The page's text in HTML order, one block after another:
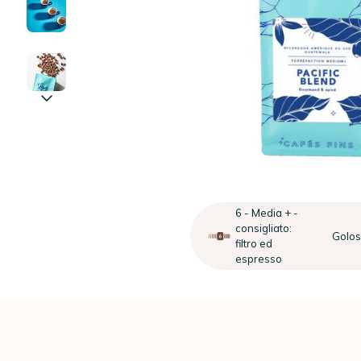
6 - Media + -
consigliato:
filtro ed
espresso